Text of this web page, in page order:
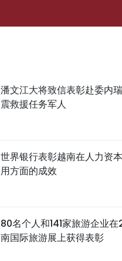
政治
社会
文化
潘文江大将致信表彰赴委内
震救援任务军人
世界银行表彰越南在人力资
用方面的成效
80名个人和141家旅游企业
南国际旅游展上获得表彰